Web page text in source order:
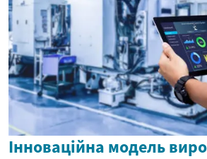
Інноваційна модель